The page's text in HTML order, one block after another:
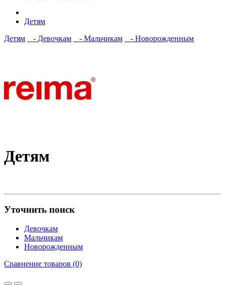
Детям
Детям
- Девочкам - Мальчикам - Новорожденным
Детям
Уточнить поиск
Девочкам
Мальчикам
Новорожденным
Сравнение товаров (0)